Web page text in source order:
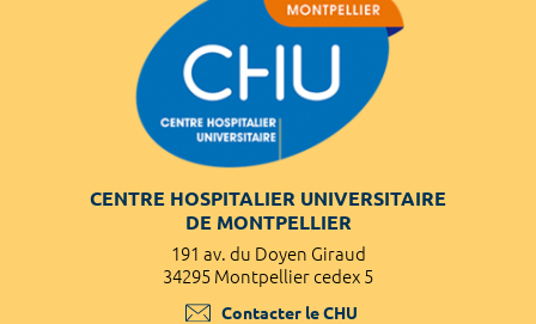
CENTRE HOSPITALIER UNIVERSITAIRE
DE MONTPELLIER
191 av. du Doyen Giraud
34295 Montpellier cedex 5
Contacter le CHU